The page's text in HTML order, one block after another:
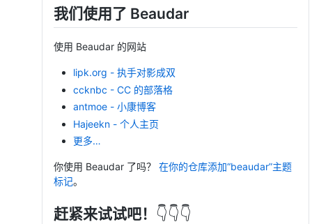
我们使用了 Beaudar
使用 Beaudar 的网站
lipk.org - 执手对影成双
ccknbc - CC 的部落格
antmoe - 小康博客
Hajeekn - 个人主页
更多…
你使用 Beaudar 了吗？ 在你的仓库添加“beaudar”主题
标记。
赶紧来试试吧！ 👇👇👇